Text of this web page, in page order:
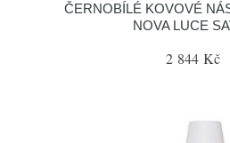
ČERNOBÍLÉ KOVOVÉ
NOVA LUCE
2 844 Kč